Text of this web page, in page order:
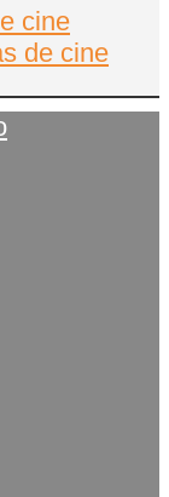
cine
de cine